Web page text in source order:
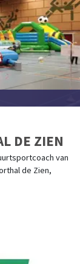
DE ZIEN
van
de Zien,